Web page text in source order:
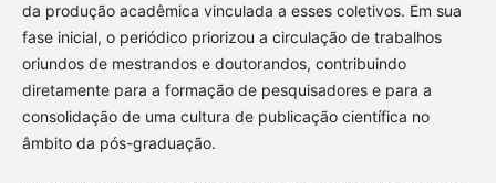
da produção acadêmica vinculada a esses coletivos. Em sua
fase inicial, o periódico priorizou a circulação de trabalhos
oriundos de mestrandos e doutorandos, contribuindo
diretamente para a formação de pesquisadores e para a
consolidação de uma cultura de publicação científica no
âmbito da pós-graduação.